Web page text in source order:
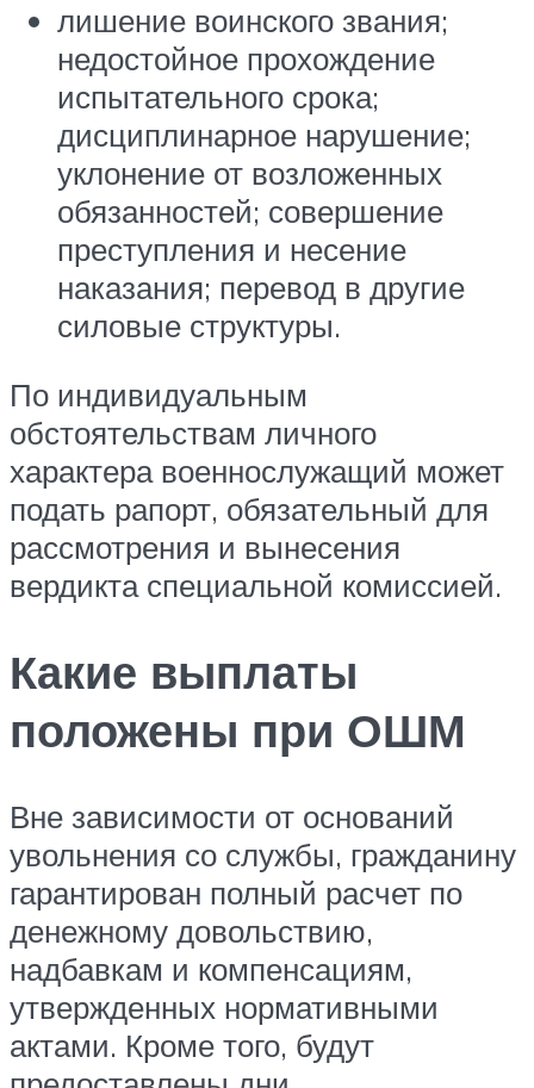
лишение воинского звания;
недостойное прохождение
испытательного срока;
дисциплинарное нарушение;
уклонение от возложенных
обязанностей; совершение
преступления и несение
наказания; перевод в другие
силовые структуры.
По индивидуальным
обстоятельствам личного
характера военнослужащий может
подать рапорт, обязательный для
рассмотрения и вынесения
вердикта специальной комиссией.
Какие выплаты
положены при ОШМ
Вне зависимости от оснований
увольнения со службы, гражданину
гарантирован полный расчет по
денежному довольствию,
надбавкам и компенсациям,
утвержденных нормативными
актами. Кроме того, будут